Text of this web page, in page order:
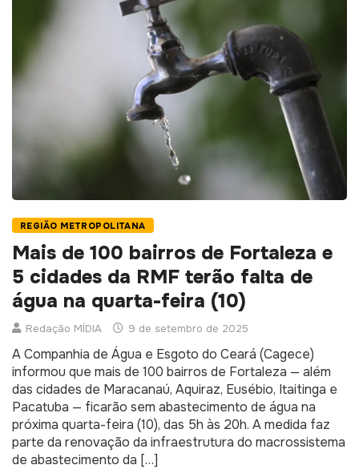
REGIÃO METROPOLITANA
Mais de 100 bairros de Fortaleza e
5 cidades da RMF terão falta de
água na quarta-feira (10)
Redação MÍDIA 9 de setembro de 2025
A Companhia de Água e Esgoto do Ceará (Cagece)
informou que mais de 100 bairros de Fortaleza — além
das cidades de Maracanaú, Aquiraz, Eusébio, Itaitinga e
Pacatuba — ficarão sem abastecimento de água na
próxima quarta-feira (10), das 5h às 20h. A medida faz
parte da renovação da infraestrutura do macrossistema
de abastecimento da […]